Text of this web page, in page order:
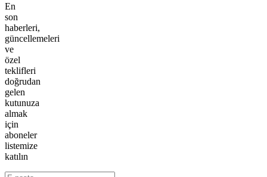
En
son
haberleri,
güncellemeleri
ve
özel
teklifleri
doğrudan
gelen
kutunuza
almak
için
aboneler
listemize
katılın